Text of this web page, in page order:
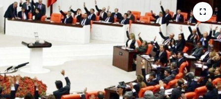
Eğitim
Tüm Manşetler
Son Dakika Haberleri
Haber Arşivi